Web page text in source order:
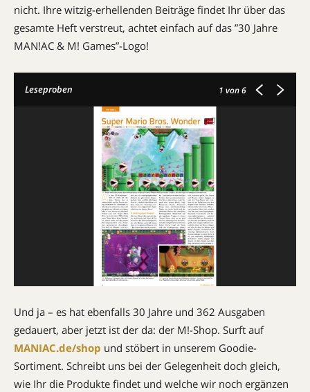
nicht. Ihre witzig-erhellenden Beiträge findet Ihr über das
gesamte Heft verstreut, achtet einfach auf das ”30 Jahre
MAN!AC & M! Games”-Logo!
Leseproben 1 von 6
Und ja – es hat ebenfalls 30 Jahre und 362 Ausgaben
gedauert, aber jetzt ist der da: der M!-Shop. Surft auf
MANIAC.de/shop und stöbert in unserem Goodie-
Sortiment. Schreibt uns bei der Gelegenheit doch gleich,
wie Ihr die Produkte findet und welche wir noch ergänzen